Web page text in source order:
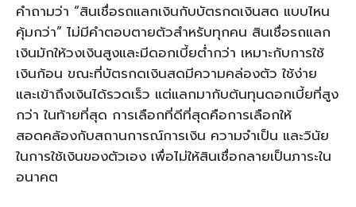
คำถามว่า “สินเชื่อรถแลกเงินกับบัตรกดเงินสด แบบไหน
คุ้มกว่า” ไม่มีคำตอบตายตัวสำหรับทุกคน สินเชื่อรถแลก
เงินมักให้วงเงินสูงและมีดอกเบี้ยต่ำกว่า เหมาะกับการใช้
เงินก้อน ขณะที่บัตรกดเงินสดมีความคล่องตัว ใช้ง่าย
และเข้าถึงเงินได้รวดเร็ว แต่แลกมากับต้นทุนดอกเบี้ยที่สูง
กว่า ในท้ายที่สุด การเลือกที่ดีที่สุดคือการเลือกให้
สอดคล้องกับสถานการณ์การเงิน ความจำเป็น และวินัย
ในการใช้เงินของตัวเอง เพื่อไม่ให้สินเชื่อกลายเป็นภาระใน
อนาคต